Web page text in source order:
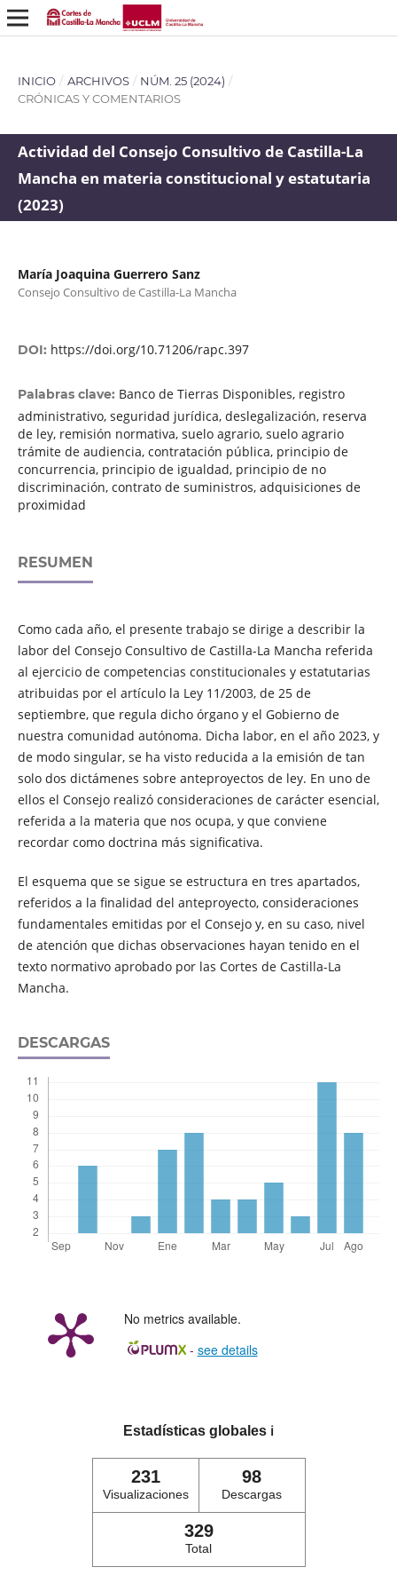
INICIO / ARCHIVOS / NÚM. 25 (2024) /
CRÓNICAS Y COMENTARIOS
Actividad del Consejo Consultivo de Castilla-La
Mancha en materia constitucional y estatutaria
(2023)
María Joaquina Guerrero Sanz
Consejo Consultivo de Castilla-La Mancha
DOI: https://doi.org/10.71206/rapc.397
Palabras clave: Banco de Tierras Disponibles, registro
administrativo, seguridad jurídica, deslegalización, reserva
de ley, remisión normativa, suelo agrario, suelo agrario
trámite de audiencia, contratación pública, principio de
concurrencia, principio de igualdad, principio de no
discriminación, contrato de suministros, adquisiciones de
proximidad
RESUMEN
Como cada año, el presente trabajo se dirige a describir la
labor del Consejo Consultivo de Castilla-La Mancha referida
al ejercicio de competencias constitucionales y estatutarias
atribuidas por el artículo la Ley 11/2003, de 25 de
septiembre, que regula dicho órgano y el Gobierno de
nuestra comunidad autónoma. Dicha labor, en el año 2023, y
de modo singular, se ha visto reducida a la emisión de tan
solo dos dictámenes sobre anteproyectos de ley. En uno de
ellos el Consejo realizó consideraciones de carácter esencial,
referida a la materia que nos ocupa, y que conviene
recordar como doctrina más significativa.
El esquema que se sigue se estructura en tres apartados,
referidos a la finalidad del anteproyecto, consideraciones
fundamentales emitidas por el Consejo y, en su caso, nivel
de atención que dichas observaciones hayan tenido en el
texto normativo aprobado por las Cortes de Castilla-La
Mancha.
DESCARGAS
No metrics available.
- see details
Estadísticas globales ℹ️
231
Visualizaciones
98
Descargas
329
Total